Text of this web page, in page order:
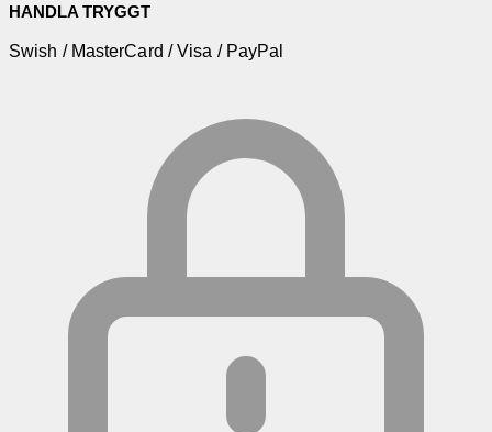
HANDLA TRYGGT
Swish / MasterCard / Visa / PayPal